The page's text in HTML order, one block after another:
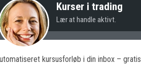
Kurser i trading
Lær at handle aktivt.
kursusforløb i din inbox – gratis